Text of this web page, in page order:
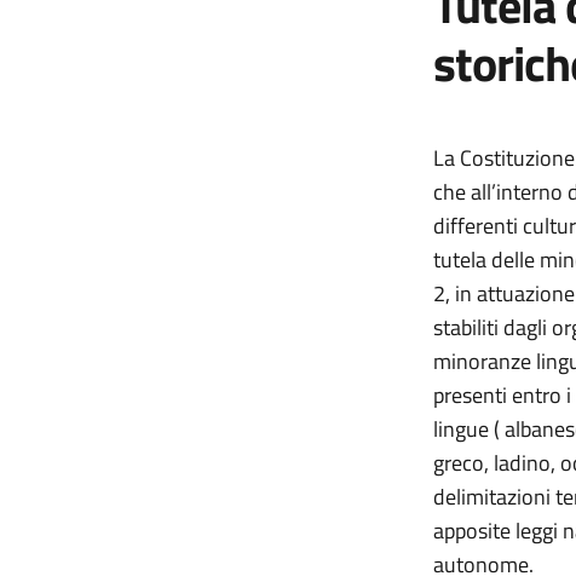
La
che all’interno
differenti
tutela delle
2, in
stabiliti dagli
minoranze
presenti entro
lingue (
greco, ladino,
delimitazioni
apposite leggi
autonome.